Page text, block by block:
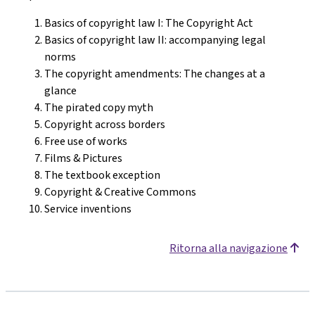
Basics of copyright law I: The Copyright Act
Basics of copyright law II: accompanying legal
norms
The copyright amendments: The changes at a
glance
The pirated copy myth
Copyright across borders
Free use of works
Films & Pictures
The textbook exception
Copyright & Creative Commons
Service inventions
Ritorna alla navigazione